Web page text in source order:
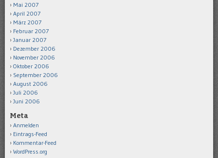
Mai 2007
April 2007
März 2007
Februar 2007
Januar 2007
Dezember 2006
November 2006
Oktober 2006
September 2006
August 2006
Juli 2006
Juni 2006
Meta
Anmelden
Eintrags-Feed
Kommentar-Feed
WordPress.org